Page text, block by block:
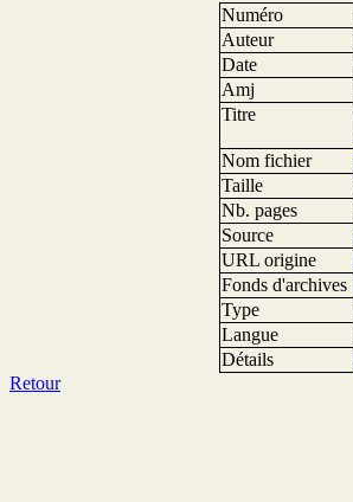
Numéro
Auteur
Date
Amj
Titre
Nom fichier
Taille
Nb. pages
Source
URL origine
Fonds d'archives
Type
Langue
Détails
Retour